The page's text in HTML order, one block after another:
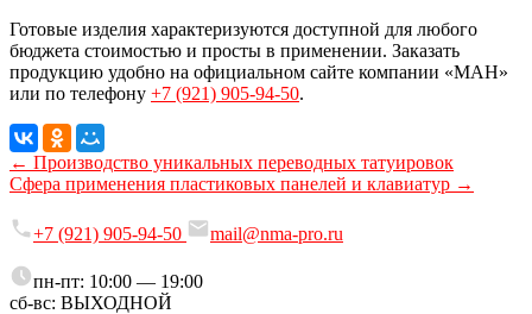
Готовые изделия характеризуются доступной для любого
бюджета стоимостью и просты в применении. Заказать
продукцию удобно на официальном сайте компании «МАН»
или по телефону +7 (921) 905-94-50.
← Производство уникальных переводных татуировок
Сфера применения пластиковых панелей и клавиатур →
+7 (921) 905-94-50 mail@nma‑pro.ru
пн-пт: 10:00 — 19:00
сб-вс: ВЫХОДНОЙ